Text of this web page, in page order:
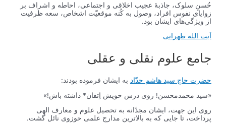
حُسنِ سلوک، جاذبۀ عجیب اخلاقی و اجتماعی، احاطه و اشراف بر
زوایای نفوس افراد، وصول به کُنه موقعیّت اشخاص، سعه ظرفيت
از ویژگی‌های ایشان بود.
آیت الله طهرانی
جامع علوم نقلی و عقلی
حضرت حاج سید هاشم حدّاد به ایشان فرموده بودند:
«سید محمدمحسن! روی درس خویش اِتقان* داشته باش!»
روی این جهت، ایشان مجدّانه به تحصیل علوم و معارف الهی
پرداخت، تا جایی که به بالاترین مدارج علمی حوزوی نائل گشت.